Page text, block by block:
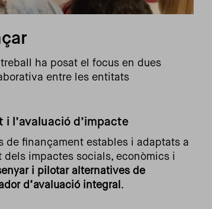
ha posat el focus en dues
entre les entitats
l’avaluació d’impacte
de finançament estables i adaptats a
impactes socials, econòmics i
i pilotar alternatives de
d’avaluació integral .